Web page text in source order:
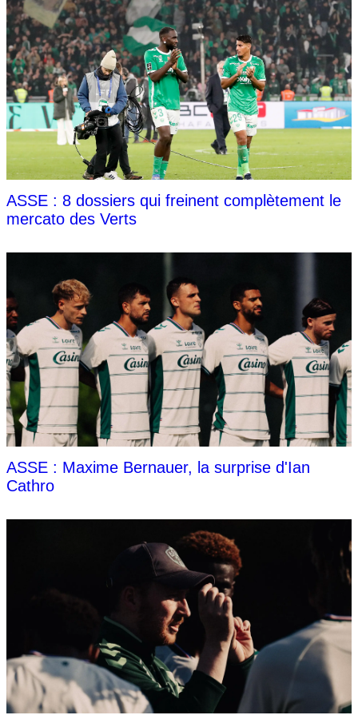
ASSE : 8 dossiers qui freinent complètement le
mercato des Verts
ASSE : Maxime Bernauer, la surprise d'Ian
Cathro